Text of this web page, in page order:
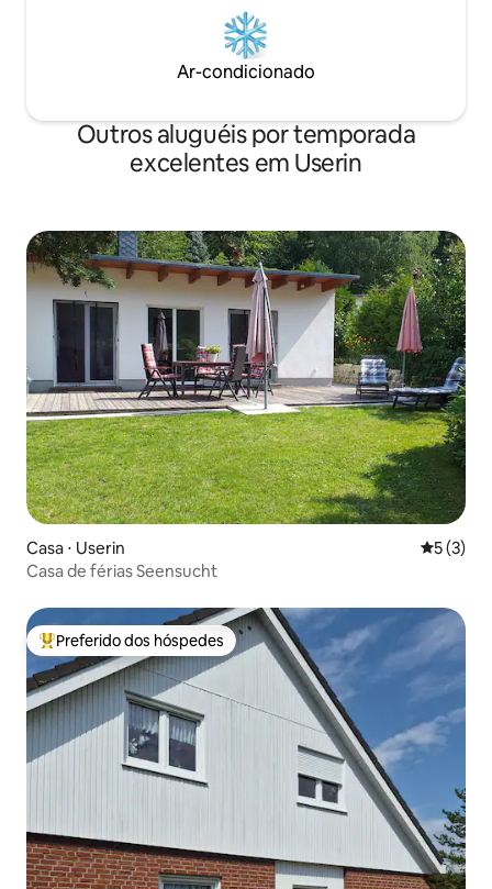
Ar-condicionado
Outros aluguéis por temporada
excelentes em Userin
Casa ⋅ Userin 5 de
5 (3)
Casa de férias Seensucht
Entre os melhores preferidos dos hóspedes
Preferido dos hóspedes